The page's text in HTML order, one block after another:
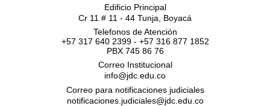
Edificio Principal
Cr 11 # 11 - 44 Tunja, Boyacá
Telefonos de Atención
+57 317 640 2399 - +57 316 877 1852
PBX 745 86 76
Correo Institucional
info@jdc.edu.co
Correo para notificaciones judiciales
notificaciones.judiciales@jdc.edu.co